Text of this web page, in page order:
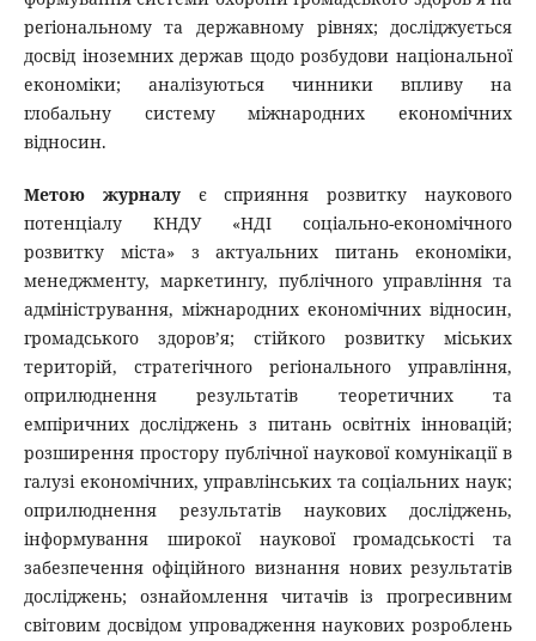
регіональному та державному рівнях; досліджується
досвід іноземних держав щодо розбудови національної
економіки; аналізуються чинники впливу на
глобальну систему міжнародних економічних
відносин.
Метою журналу є сприяння розвитку наукового
потенціалу КНДУ «НДІ соціально-економічного
розвитку міста» з актуальних питань економіки,
менеджменту, маркетингу, публічного управління та
адміністрування, міжнародних економічних відносин,
громадського здоров’я; стійкого розвитку міських
територій, стратегічного регіонального управління,
оприлюднення результатів теоретичних та
емпіричних досліджень з питань освітніх інновацій;
розширення простору публічної наукової комунікації в
галузі економічних, управлінських та соціальних наук;
оприлюднення результатів наукових досліджень,
інформування широкої наукової громадськості та
забезпечення офіційного визнання нових результатів
досліджень; ознайомлення читачів із прогресивним
світовим досвідом упровадження наукових розроблень